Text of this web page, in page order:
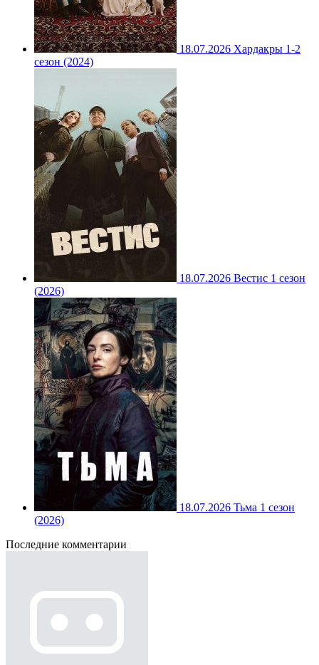
18.07.2026 Хардакры 1-2
сезон (2024)
18.07.2026 Вестис 1 сезон
(2026)
18.07.2026 Тьма 1 сезон
(2026)
Последние комментарии